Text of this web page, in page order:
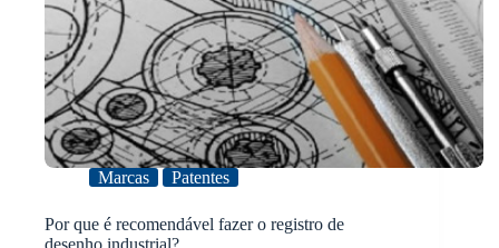
Marcas Patentes
Por que é recomendável fazer o registro de